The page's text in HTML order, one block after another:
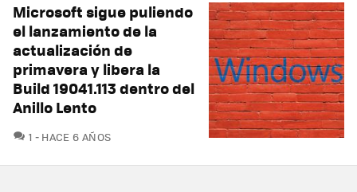
Microsoft sigue puliendo
el lanzamiento de la
actualización de
primavera y libera la
Build 19041.113 dentro del
Anillo Lento
1 COMENTARIOS
HACE 6 AÑOS